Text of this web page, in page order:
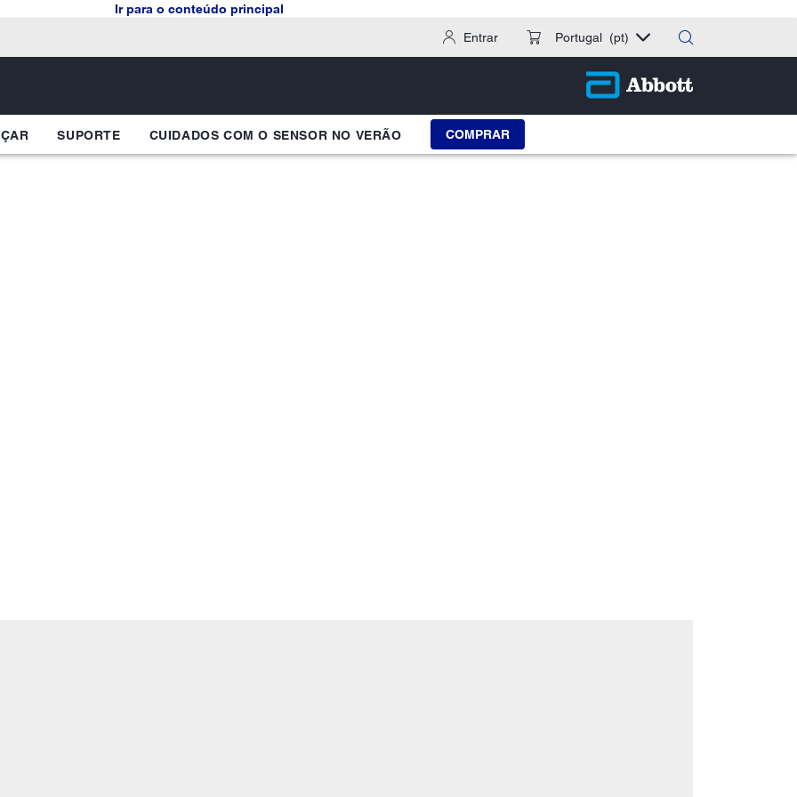
Ir para o conteúdo principal
Entrar
Portugal (pt)
SUPORTE CUIDADOS COM O SENSOR NO VERÃO COMPRAR